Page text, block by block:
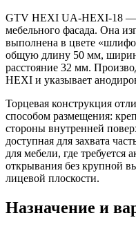
GTV HEXI UA-HEXI-18 —
мебельного фасада. Она
выполнена в цвете
общую длину 50 мм,
расстояние 32 мм.
HEXI и указывает
Торцевая конструкция
способом размещения:
стороны внутренней
доступная для захвата
для мебели, где требуется
открывания без крупной
лицевой плоскости.
Назначение и